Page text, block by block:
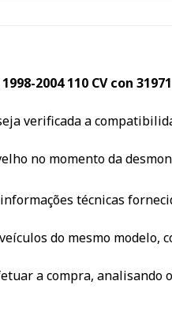
2004 110 CV con
verificada a
no momento da
técnicas
do mesmo modelo,
a compra, analisando